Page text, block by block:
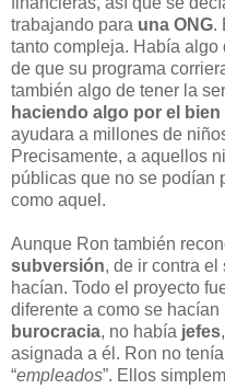
trabajando para una ONG.
tanto compleja. Había algo
de que su programa
también algo de tener la
haciendo algo por el bien
ayudara a millones de
Precisamente, a aquellos
públicas que no se podían
como aquel.
Aunque Ron también
subversión, de ir contra el
hacían. Todo el proyecto
diferente a como se
burocracia, no había jefes
asignada a él. Ron no
“empleados”. Ellos